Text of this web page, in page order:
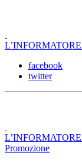
facebook
twitter
Promozione